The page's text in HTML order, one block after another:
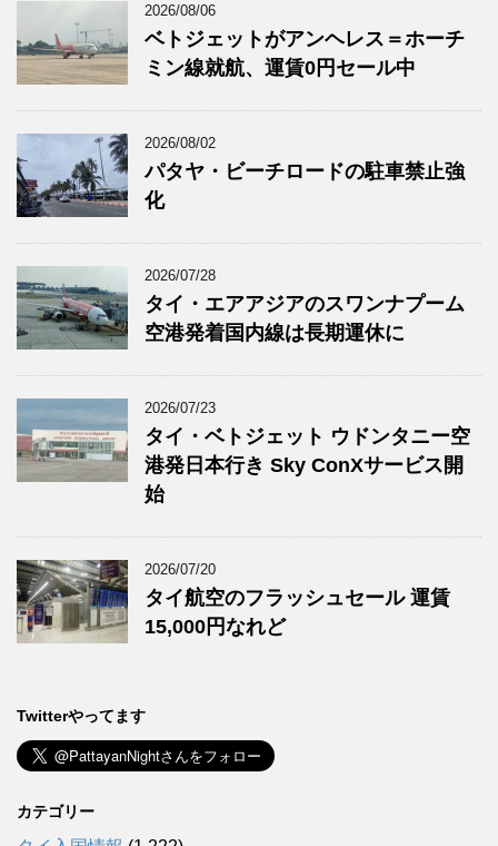
2026/08/06
ベトジェットがアンヘレス＝ホーチ
ミン線就航、運賃0円セール中
2026/08/02
パタヤ・ビーチロードの駐車禁止強
化
2026/07/28
タイ・エアアジアのスワンナプーム
空港発着国内線は長期運休に
2026/07/23
タイ・ベトジェット ウドンタニー空
港発日本行き Sky ConXサービス開
始
2026/07/20
タイ航空のフラッシュセール 運賃
15,000円なれど
Twitterやってます
カテゴリー